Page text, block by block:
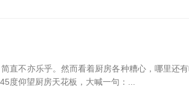
直不亦乐乎。然而看着厨房各种糟心，哪里还
度仰望厨房天花板，大喊一句：...